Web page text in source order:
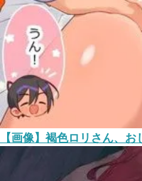
【画像】褐色ロリさん、